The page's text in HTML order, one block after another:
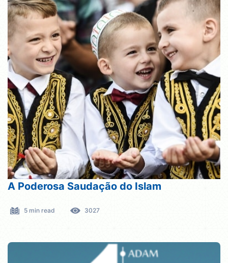
A Poderosa Saudação do Islam
5 min read 3027